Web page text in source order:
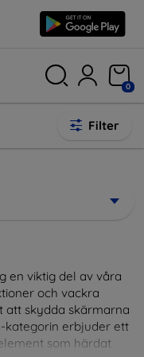
0
Filter
en viktig del av våra
och vackra
att skydda skärmarna
kategorin erbjuder ett
som härdat